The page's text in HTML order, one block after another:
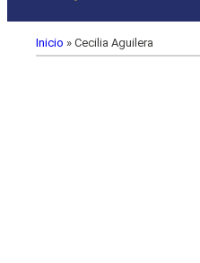
Inicio » Cecilia Aguilera